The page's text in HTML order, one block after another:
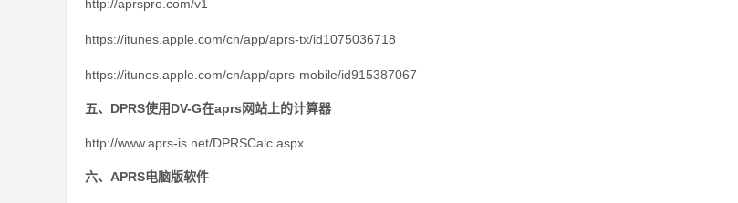
http://aprspro.com/v1
https://itunes.apple.com/cn/app/aprs-tx/id1075036718
https://itunes.apple.com/cn/app/aprs-mobile/id915387067
五、DPRS使用DV-G在aprs网站上的计算器
http://www.aprs-is.net/DPRSCalc.aspx
六、APRS电脑版软件